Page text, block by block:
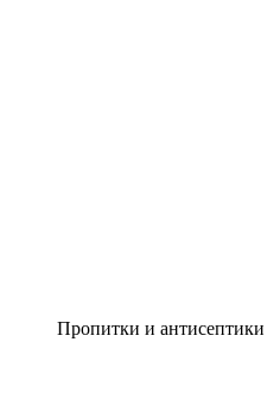
Пропитки и антисептики